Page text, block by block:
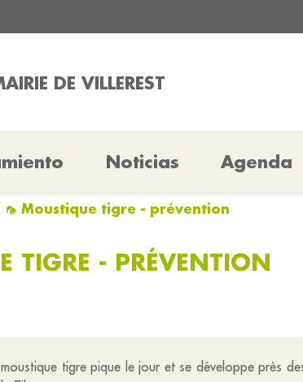
DE VILLEREST
Noticias Agenda
Moustique tigre - prévention
TIGRE - PRÉVENTION
tigre pique le jour et se développe près